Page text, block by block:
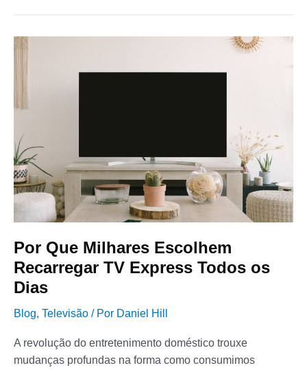
Por Que Milhares Escolhem
Recarregar TV Express Todos os
Dias
Blog, Televisão / Por Daniel Hill
A revolução do entretenimento doméstico trouxe
mudanças profundas na forma como consumimos
Por
Que
Milhares
Escolhem
Recarregar
Express
Todos
os
Dias